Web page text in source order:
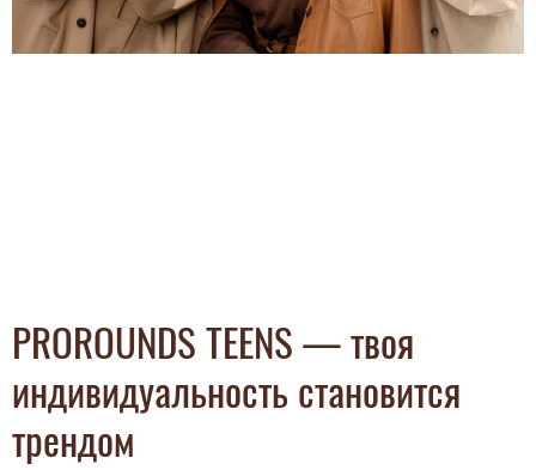
PROROUNDS TEENS — твоя
индивидуальность становится
трендом